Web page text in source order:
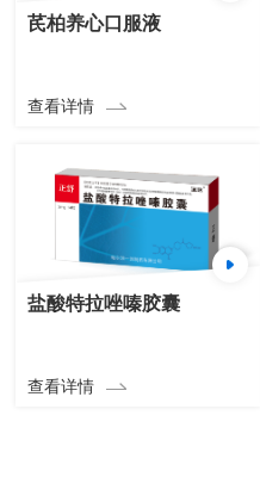
芪柏养心口服液
查看详情
盐酸特拉唑嗪胶囊
查看详情